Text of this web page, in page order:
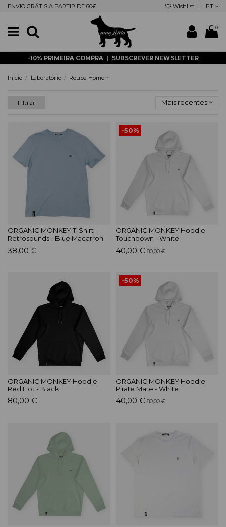
ENVIO GRÁTIS A PARTIR DE 60€ Wishlist PT
0
-10% PRIMEIRA COMPRA | SUBSCREVER NEWSLETTER
Início Laboratório Roupa Homem
Filtrar Mais recentes
ORGANIC MONKEY T-Shirt
Retrosounds - Blue Macarron
38,00 €
-50%
ORGANIC MONKEY Hoodie
Touchdown - White
40,00 € 80,00 €
ORGANIC MONKEY Hoodie
Red Hot - Black
80,00 €
-50%
ORGANIC MONKEY Hoodie
Pirate Mate - White
40,00 € 80,00 €